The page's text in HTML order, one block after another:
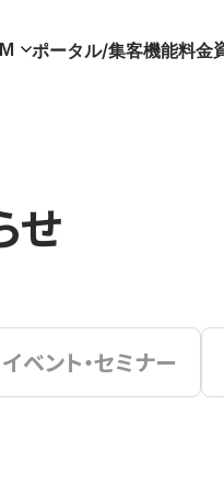
ポータル/集客機能料金
せ
イベント・セミナー